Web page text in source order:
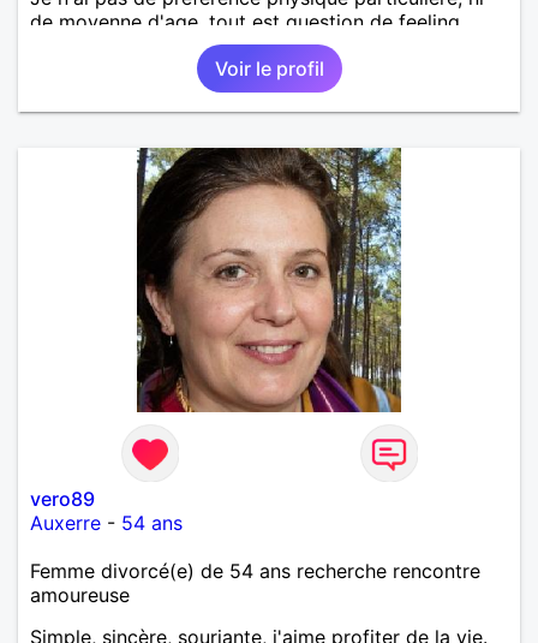
de moyenne d'age, tout est question de feeling.
Voir le profil
vero89
Auxerre - 54 ans
Femme divorcé(e) de 54 ans recherche rencontre
amoureuse
Simple, sincère, souriante, j'aime profiter de la vie.